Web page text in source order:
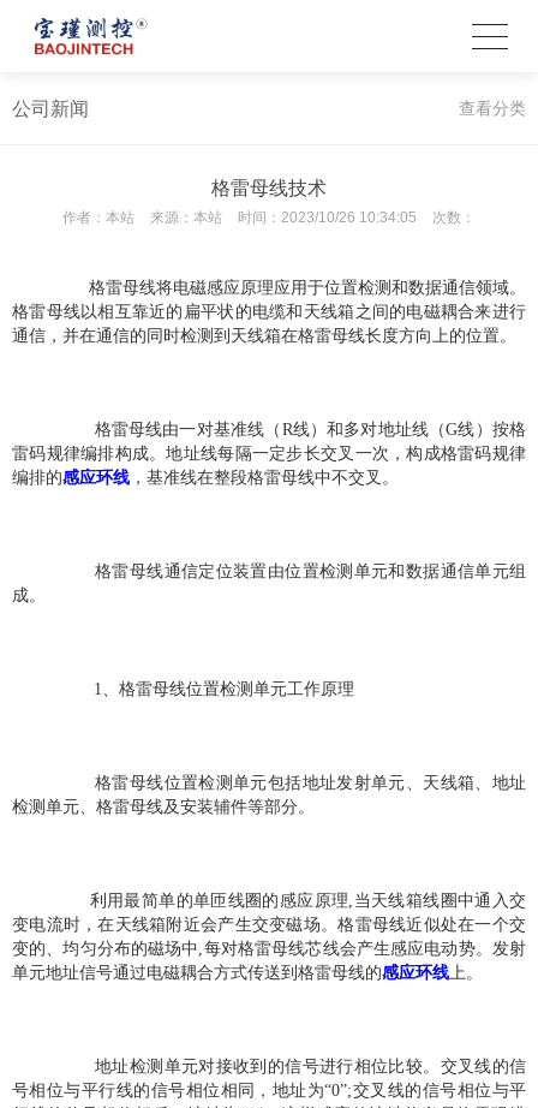
公司新闻 查看分类
格雷母线技术
作者： 本站 来源： 本站 时间： 2023/10/26 10:34:05 次数：
格雷母线将电磁感应原理应用于位置检测和数据通信领域。
格雷母线以相互靠近的扁平状的电缆和天线箱之间的电磁耦合来进行
通信，并在通信的同时检测到天线箱在格雷母线长度方向上的位置。
格雷母线由一对基准线（R线）和多对地址线（G线）按格
雷码规律编排构成。地址线每隔一定步长交叉一次，构成格雷码规律
编排的感应环线 ，基准线在整段格雷母线中不交叉。
格雷母线通信定位装置由位置检测单元和数据通信单元组
成。
1、格雷母线位置检测单元工作原理
格雷母线位置检测单元包括地址发射单元、天线箱、地址
检测单元、格雷母线及安装辅件等部分。
利用最简单的单匝线圈的感应原理,当天线箱线圈中通入交
变电流时，在天线箱附近会产生交变磁场。格雷母线近似处在一个交
变的、均匀分布的磁场中,每对格雷母线芯线会产生感应电动势。发射
单元地址信号通过电磁耦合方式传送到格雷母线的感应环线上。
地址检测单元对接收到的信号进行相位比较。交叉线的信
号相位与平行线的信号相位相同，地址为“0”;交叉线的信号相位与平